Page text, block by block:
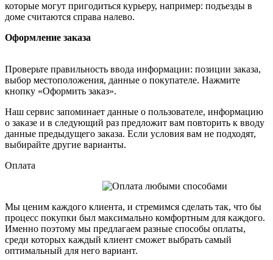
которые могут пригодиться курьеру, например: подъезды в
доме считаются справа налево.
Оформление заказа
Проверьте правильность ввода информации: позиции заказа,
выбор местоположения, данные о покупателе. Нажмите
кнопку «Оформить заказ».
Наш сервис запоминает данные о пользователе, информацию
о заказе и в следующий раз предложит вам повторить к вводу
данные предыдущего заказа. Если условия вам не подходят,
выбирайте другие варианты.
Оплата
Мы ценим каждого клиента, и стремимся сделать так, что бы
процесс покупки был максимально комфортным для каждого.
Именно поэтому мы предлагаем разные способы оплаты,
среди которых каждый клиент сможет выбрать самый
оптимальный для него вариант.